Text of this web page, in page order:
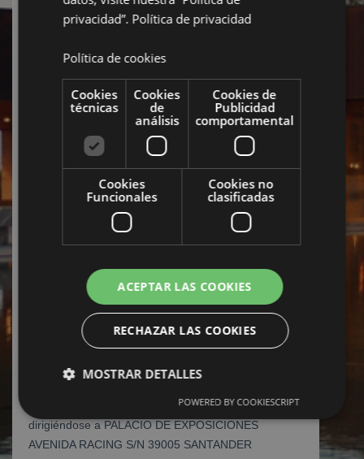
privacidad”. Política de privacidad
Política de cookies
Cookies
técnicas
Cookies
de
análisis
Cookies de
Publicidad
comportamental
Cookies
Funcionales
Cookies no
clasificadas
ACEPTAR LAS COOKIES
RECHAZAR LAS COOKIES
MOSTRAR DETALLES
POWERED BY COOKIESCRIPT